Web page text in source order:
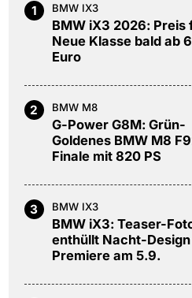
1 BMW IX3
BMW iX3 2026: Preis
Neue Klasse bald ab
Euro
2 BMW M8
G-Power G8M: Grün-
Goldenes BMW M8
Finale mit 820 PS
3 BMW IX3
BMW iX3: Teaser-
enthüllt Nacht-
Premiere am 5.9.